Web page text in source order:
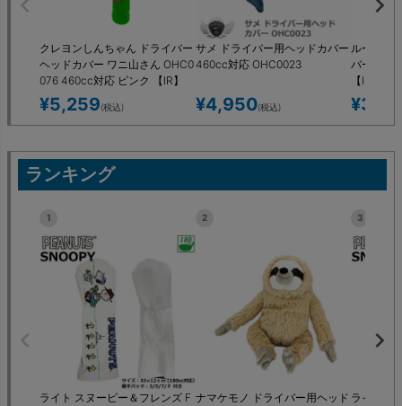
クレヨンしんちゃん ドライバー
ヘッドカバー ワニ山さん OHC0
076 460cc対応 ピンク 【IR】
¥5,259(税込)
サメ ドライバー用ヘッドカバー
460cc対応 OHC0023
¥4,950(税込)
ルーズベ
バー ヘッ
【IR】
¥
ランキング
1
ライト スヌーピー＆フレンズ F
2
ナマケモノ ドライバー用ヘッド
3
ライト ス